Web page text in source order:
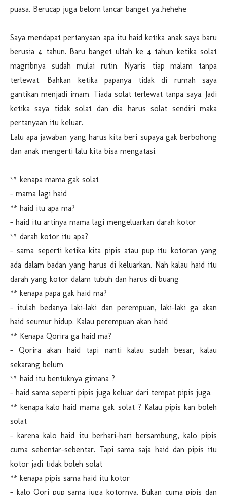
puasa. Berucap juga belom lancar banget ya..hehehe
Saya mendapat pertanyaan apa itu haid ketika anak saya baru
berusia 4 tahun. Baru banget ultah ke 4 tahun ketika solat
magribnya sudah mulai rutin. Nyaris tiap malam tanpa
terlewat. Bahkan ketika papanya tidak di rumah saya
gantikan menjadi imam. Tiada solat terlewat tanpa saya. Jadi
ketika saya tidak solat dan dia harus solat sendiri maka
pertanyaan itu keluar.
Lalu apa jawaban yang harus kita beri supaya gak berbohong
dan anak mengerti lalu kita bisa mengatasi.
** kenapa mama gak solat
- mama lagi haid
** haid itu apa ma?
- haid itu artinya mama lagi mengeluarkan darah kotor
** darah kotor itu apa?
- sama seperti ketika kita pipis atau pup itu kotoran yang
ada dalam badan yang harus di keluarkan. Nah kalau haid itu
darah yang kotor dalam tubuh dan harus di buang
** kenapa papa gak haid ma?
- itulah bedanya laki-laki dan perempuan, laki-laki ga akan
haid seumur hidup. Kalau perempuan akan haid
** Kenapa Qorira ga haid ma?
- Qorira akan haid tapi nanti kalau sudah besar, kalau
sekarang belum
** haid itu bentuknya gimana ?
- haid sama seperti pipis juga keluar dari tempat pipis juga.
** kenapa kalo haid mama gak solat ? Kalau pipis kan boleh
solat
- karena kalo haid itu berhari-hari bersambung, kalo pipis
cuma sebentar-sebentar. Tapi sama saja haid dan pipis itu
kotor jadi tidak boleh solat
** kenapa pipis sama haid itu kotor
- kalo Qori pup sama juga kotornya. Bukan cuma pipis dan